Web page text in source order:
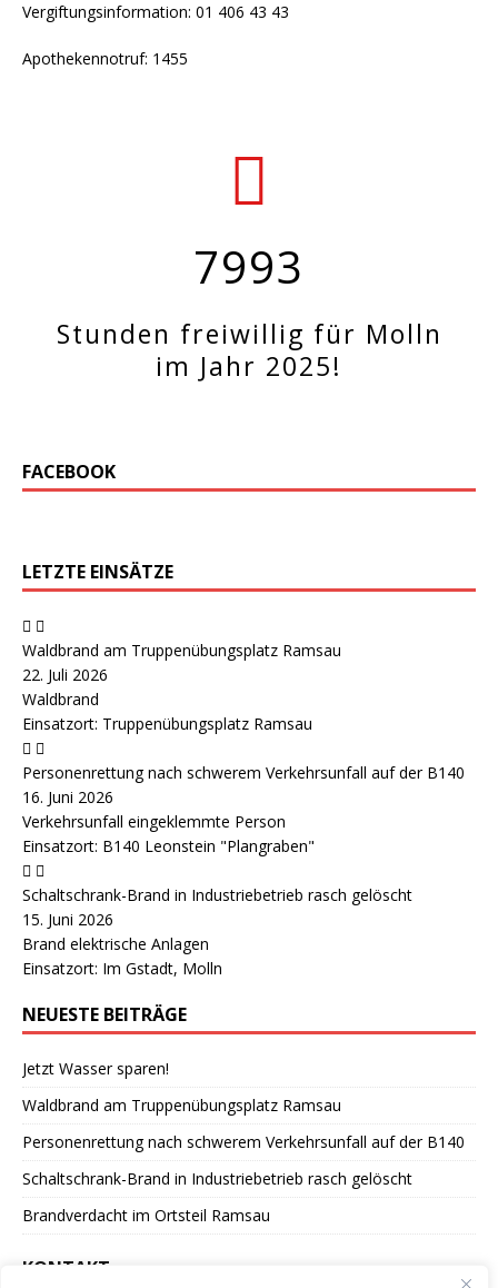
Vergiftungsinformation: 01 406 43 43
Apothekennotruf: 1455
7993
Stunden freiwillig für Molln
im Jahr 2025!
FACEBOOK
LETZTE EINSÄTZE
Waldbrand am Truppenübungsplatz Ramsau
22. Juli 2026
Waldbrand
Einsatzort: Truppenübungsplatz Ramsau
Personenrettung nach schwerem Verkehrsunfall auf der B140
16. Juni 2026
Verkehrsunfall eingeklemmte Person
Einsatzort: B140 Leonstein "Plangraben"
Schaltschrank-Brand in Industriebetrieb rasch gelöscht
15. Juni 2026
Brand elektrische Anlagen
Einsatzort: Im Gstadt, Molln
NEUESTE BEITRÄGE
Jetzt Wasser sparen!
Waldbrand am Truppenübungsplatz Ramsau
Personenrettung nach schwerem Verkehrsunfall auf der B140
Schaltschrank-Brand in Industriebetrieb rasch gelöscht
Brandverdacht im Ortsteil Ramsau
KONTAKT